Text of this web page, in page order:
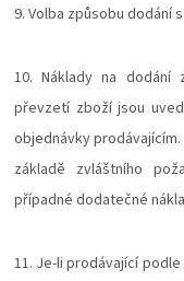
9. Volba způsobu dodání
10. Náklady na
převzetí zboží jsou
objednávky
základě zvláštního
případné dodatečné
11. Je-li prodávající